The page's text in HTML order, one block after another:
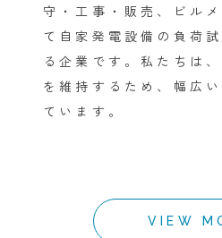
守・工事・販売、ビル
て自家発電設備の負荷
る企業です。私たちは
を維持するため、幅広
ています。
VIEW